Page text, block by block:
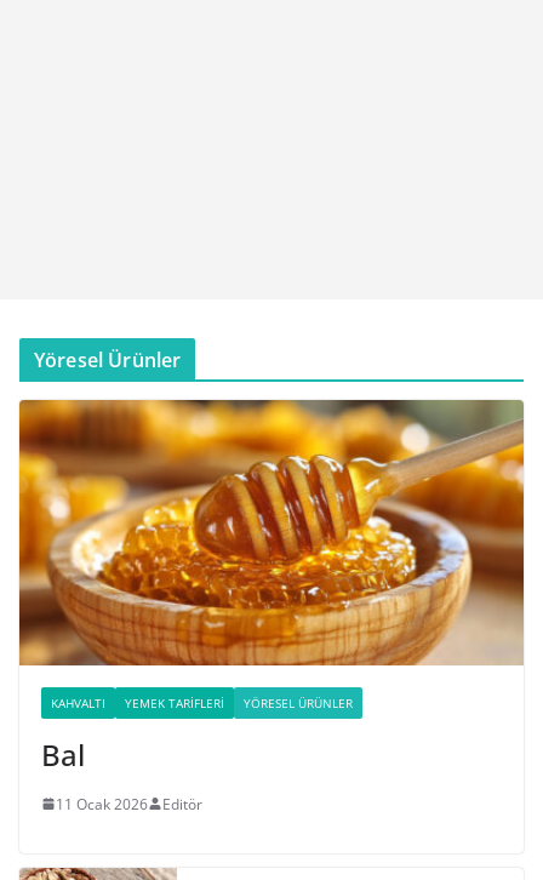
Yöresel Ürünler
KAHVALTI YEMEK TARIFLERI YÖRESEL ÜRÜNLER
Bal
11 Ocak 2026 Editör